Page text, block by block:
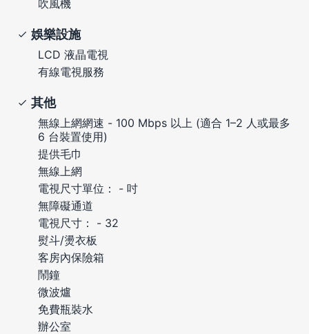
吹風機
娛樂設施
LCD 液晶電視
有線電視服務
其他
無線上網網速 - 100 Mbps 以上 (適合 1–2 人或最多
6 台裝置使用)
提供毛巾
無線上網
電視尺寸單位： - 吋
無障礙通道
電視尺寸： - 32
熨斗/燙衣板
客房內保險箱
鬧鐘
微波爐
免費瓶裝水
辦公室